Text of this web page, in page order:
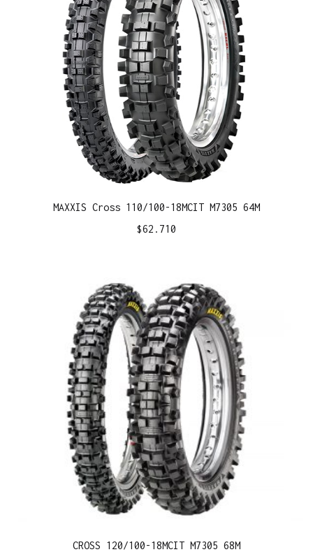
MAXXIS Cross 110/100-18MCIT M7305 64M
$62.710
CROSS 120/100-18MCIT M7305 68M